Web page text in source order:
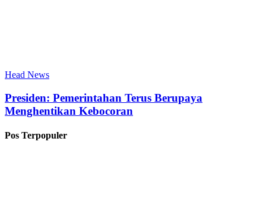
Head News
Presiden: Pemerintahan Terus Berupaya
Menghentikan Kebocoran
Pos Terpopuler